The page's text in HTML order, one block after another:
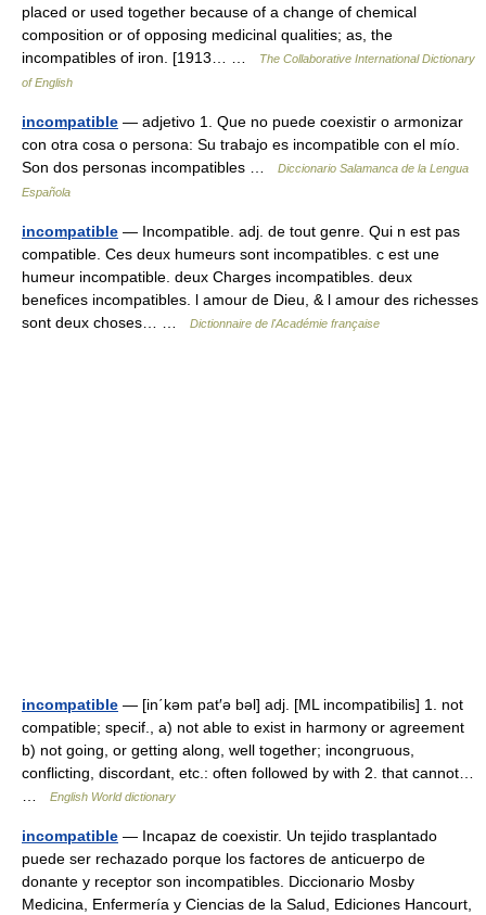
placed or used together because of a change of chemical
composition or of opposing medicinal qualities; as, the
incompatibles of iron. [1913… …
The Collaborative International Dictionary
of English
incompatible — adjetivo 1. Que no puede coexistir o armonizar
con otra cosa o persona: Su trabajo es incompatible con el mío.
Son dos personas incompatibles …
Diccionario Salamanca de la Lengua
Española
incompatible — Incompatible. adj. de tout genre. Qui n est pas
compatible. Ces deux humeurs sont incompatibles. c est une
humeur incompatible. deux Charges incompatibles. deux
benefices incompatibles. l amour de Dieu, & l amour des richesses
sont deux choses… …
Dictionnaire de l'Académie française
incompatible — [in΄kəm pat′ə bəl] adj. [ML incompatibilis] 1. not
compatible; specif., a) not able to exist in harmony or agreement
b) not going, or getting along, well together; incongruous,
conflicting, discordant, etc.: often followed by with 2. that cannot…
…
English World dictionary
incompatible — Incapaz de coexistir. Un tejido trasplantado
puede ser rechazado porque los factores de anticuerpo de
donante y receptor son incompatibles. Diccionario Mosby
Medicina, Enfermería y Ciencias de la Salud, Ediciones Hancourt,